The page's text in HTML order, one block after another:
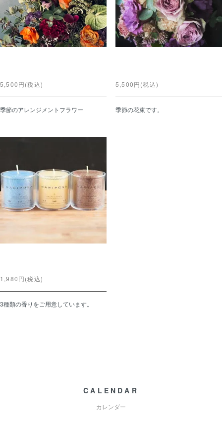
5,500円(税込)
季節のアレンジメントフラワー
5,500円(税込)
季節の花束です。
1,980円(税込)
3種類の香りをご用意しています。
CALENDAR
カレンダー